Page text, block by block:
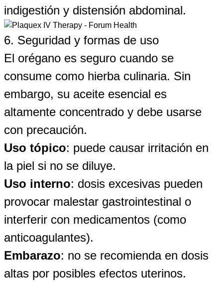
indigestión y distensión abdominal.
6. Seguridad y formas de uso
El orégano es seguro cuando se
consume como hierba culinaria. Sin
embargo, su aceite esencial es
altamente concentrado y debe usarse
con precaución.
Uso tópico: puede causar irritación en
la piel si no se diluye.
Uso interno: dosis excesivas pueden
provocar malestar gastrointestinal o
interferir con medicamentos (como
anticoagulantes).
Embarazo: no se recomienda en dosis
altas por posibles efectos uterinos.